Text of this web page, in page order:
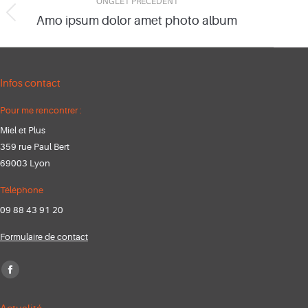
de
commentaire
Onglet
Amo ipsum dolor amet photo album
Infos contact
Pour me rencontrer :
Miel et Plus
359 rue Paul Bert
69003 Lyon
Téléphone
09 88 43 91 20
Formulaire de contact
Trouvez nous sur :
Facebook